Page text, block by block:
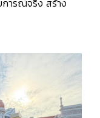
การณ์จริง สร้าง